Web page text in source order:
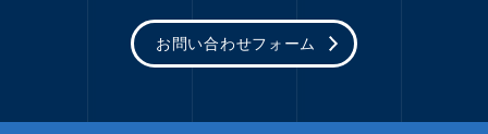
お問い合わせフォーム